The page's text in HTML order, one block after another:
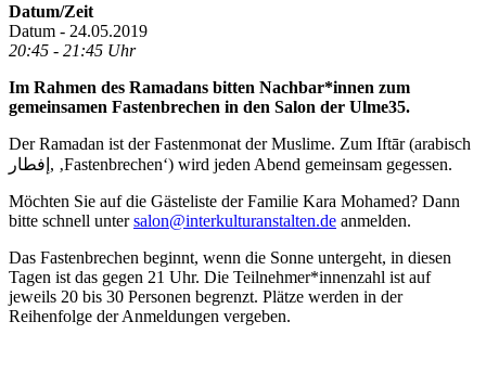
Datum/Zeit
Datum - 24.05.2019
20:45 - 21:45 Uhr
Im Rahmen des Ramadans bitten Nachbar*innen zum
gemeinsamen Fastenbrechen in den Salon der Ulme35.
Der Ramadan ist der Fastenmonat der Muslime. Zum Iftār (arabisch
إفطار, ‚Fastenbrechen‘) wird jeden Abend gemeinsam gegessen.
Möchten Sie auf die Gästeliste der Familie Kara Mohamed? Dann
bitte schnell untersalon@interkulturanstalten.de anmelden.
Das Fastenbrechen beginnt, wenn die Sonne untergeht, in diesen
Tagen ist das gegen 21 Uhr. Die Teilnehmer*innenzahl ist auf
jeweils 20 bis 30 Personen begrenzt. Plätze werden in der
Reihenfolge der Anmeldungen vergeben.